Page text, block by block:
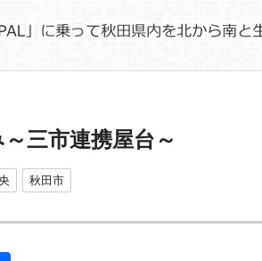
三市連携屋台～
秋田市